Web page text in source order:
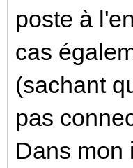
poste à
cas
(sachant
pas
Dans mon